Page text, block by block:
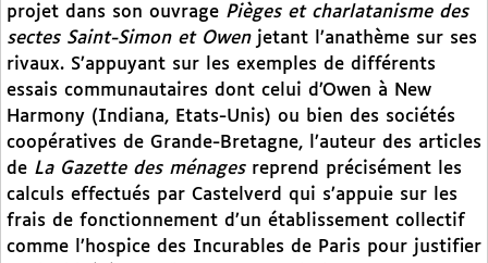
projet dans son ouvrage Pièges et charlatanisme des
sectes Saint-Simon et Owenjetant l’anathème sur ses
rivaux. S’appuyant sur les exemples de différents
essais communautaires dont celui d’Owen à New
Harmony (Indiana, Etats-Unis) ou bien des sociétés
coopératives de Grande-Bretagne, l’auteur des articles
de La Gazette des ménagesreprend précisément les
calculs effectués par Castelverd qui s’appuie sur les
frais de fonctionnement d’un établissement collectif
comme l’hospice des Incurables de Paris pour justifier